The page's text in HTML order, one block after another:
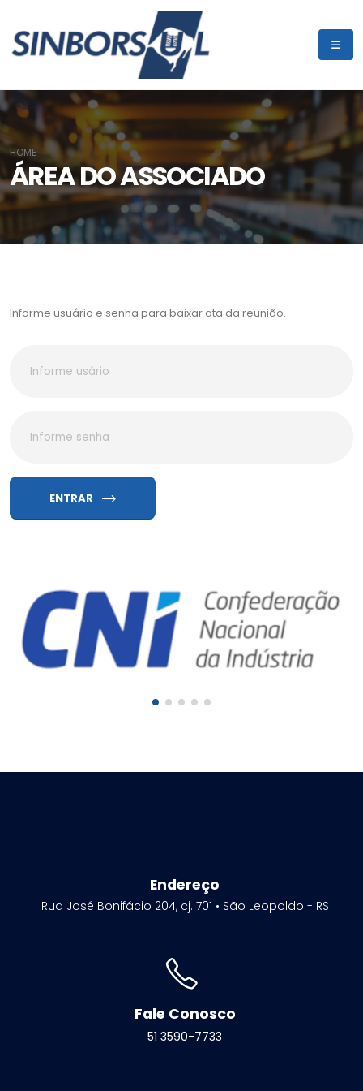
ÁREA DO ASSOCIADO
HOME
Informe usuário e senha para baixar ata da reunião.
ENTRAR
Endereço
Rua José Bonifácio 204, cj. 701 • São Leopoldo - RS
Fale Conosco
51 3590-7733